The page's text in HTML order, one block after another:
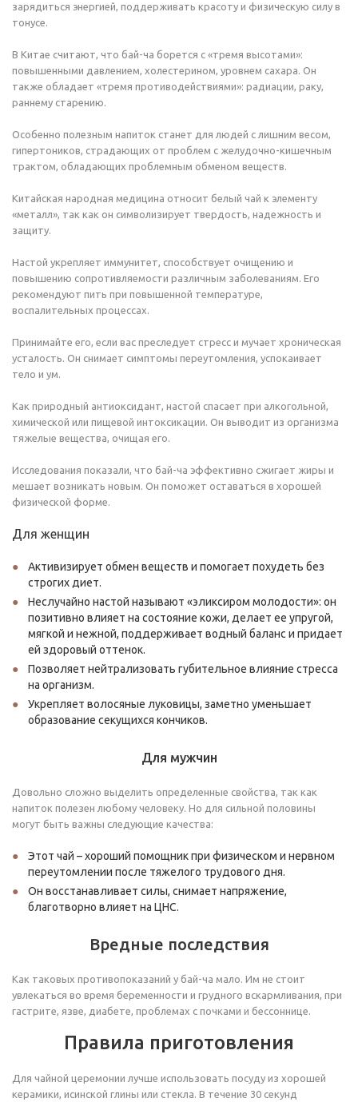
зарядиться энергией, поддерживать красоту и физическую силу в
тонусе.
В Китае считают, что бай-ча борется с «тремя высотами»:
повышенными давлением, холестерином, уровнем сахара. Он
также обладает «тремя противодействиями»: радиации, раку,
раннему старению.
Особенно полезным напиток станет для людей с лишним весом,
гипертоников, страдающих от проблем с желудочно-кишечным
трактом, обладающих проблемным обменом веществ.
Китайская народная медицина относит белый чай к элементу
«металл», так как он символизирует твердость, надежность и
защиту.
Настой укрепляет иммунитет, способствует очищению и
повышению сопротивляемости различным заболеваниям. Его
рекомендуют пить при повышенной температуре,
воспалительных процессах.
Принимайте его, если вас преследует стресс и мучает хроническая
усталость. Он снимает симптомы переутомления, успокаивает
тело и ум.
Как природный антиоксидант, настой спасает при алкогольной,
химической или пищевой интоксикации. Он выводит из организма
тяжелые вещества, очищая его.
Исследования показали, что бай-ча эффективно сжигает жиры и
мешает возникать новым. Он поможет оставаться в хорошей
физической форме.
Для женщин
Активизирует обмен веществ и помогает похудеть без
строгих диет.
Неслучайно настой называют «эликсиром молодости»: он
позитивно влияет на состояние кожи, делает ее упругой,
мягкой и нежной, поддерживает водный баланс и придает
ей здоровый оттенок.
Позволяет нейтрализовать губительное влияние стресса
на организм.
Укрепляет волосяные луковицы, заметно уменьшает
образование секущихся кончиков.
Для мужчин
Довольно сложно выделить определенные свойства, так как
напиток полезен любому человеку. Но для сильной половины
могут быть важны следующие качества:
Этот чай – хороший помощник при физическом и нервном
переутомлении после тяжелого трудового дня.
Он восстанавливает силы, снимает напряжение,
благотворно влияет на ЦНС.
Вредные последствия
Как таковых противопоказаний у бай-ча мало. Им не стоит
увлекаться во время беременности и грудного вскармливания, при
гастрите, язве, диабете, проблемах с почками и бессоннице.
Правила приготовления
Для чайной церемонии лучше использовать посуду из хорошей
керамики, исинской глины или стекла. В течение 30 секунд